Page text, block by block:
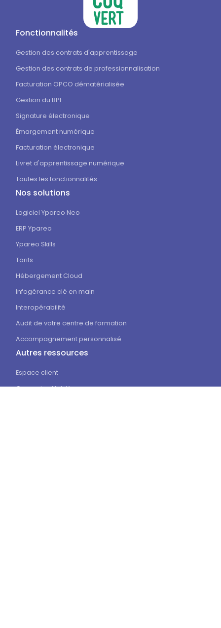
Fonctionnalités
Gestion des contrats d'apprentissage
Gestion des contrats de professionnalisation
Facturation OPCO dématérialisée
Gestion du BPF
Signature électronique
Émargement numérique
Facturation électronique
Livret d'apprentissage numérique
Toutes les fonctionnalités
Nos solutions
Logiciel Ypareo Neo
ERP Ypareo
Ypareo Skills
Tarifs
Hébergement Cloud
Infogérance clé en main
Interopérabilité
Audit de votre centre de formation
Accompagnement personnalisé
Autres ressources
Espace client
Connexion Net-Ypareo